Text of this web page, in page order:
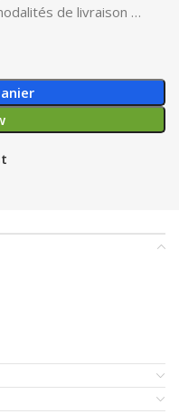
de livraison …